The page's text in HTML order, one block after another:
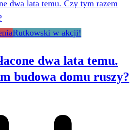
Rutkowski w akcji!
dwa lata temu.
budowa domu ruszy?